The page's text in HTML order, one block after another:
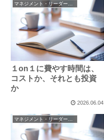
１on１に費やす時間は、
コストか、それとも投資
か
2026.06.04
マネジメント・リーダーシップ